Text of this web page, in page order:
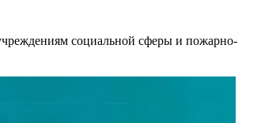
социальной сферы и пожарно-